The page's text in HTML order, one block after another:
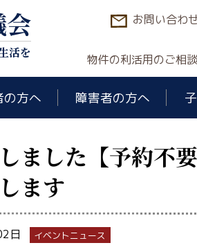
会
活を
お問い合わ
物件の利活用のご相談
の方へ 障害者の方へ
ました【予約不
ます
日 イベントニュース